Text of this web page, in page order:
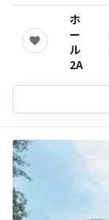
ホ
ー
ル
2A